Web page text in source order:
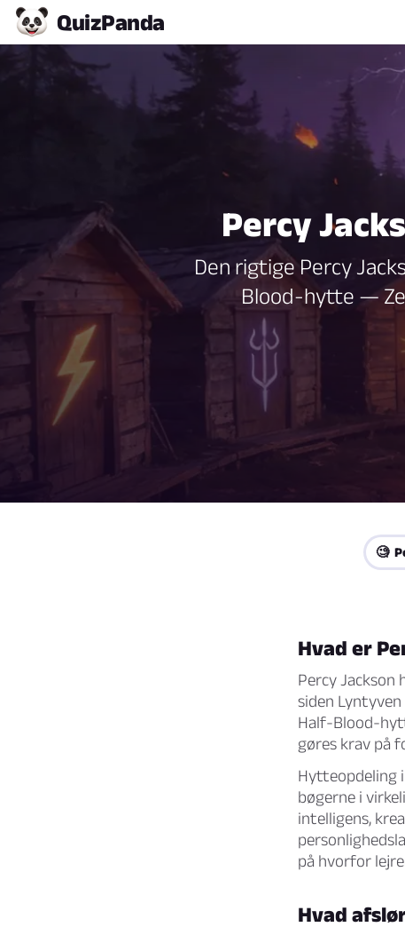
QuizPanda
Percy
Den rigtige Percy
Blood-hytte —
🧐
Hvad er
Percy
siden Lyntyven
Half-Blood-
gøres krav på
Hytteopdeling
bøgerne i
intelligens,
på hvorfor
Hvad